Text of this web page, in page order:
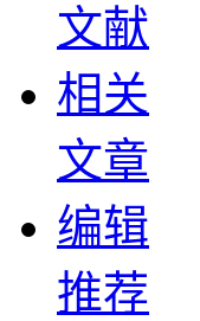
文献
相关
文章
编辑
推荐